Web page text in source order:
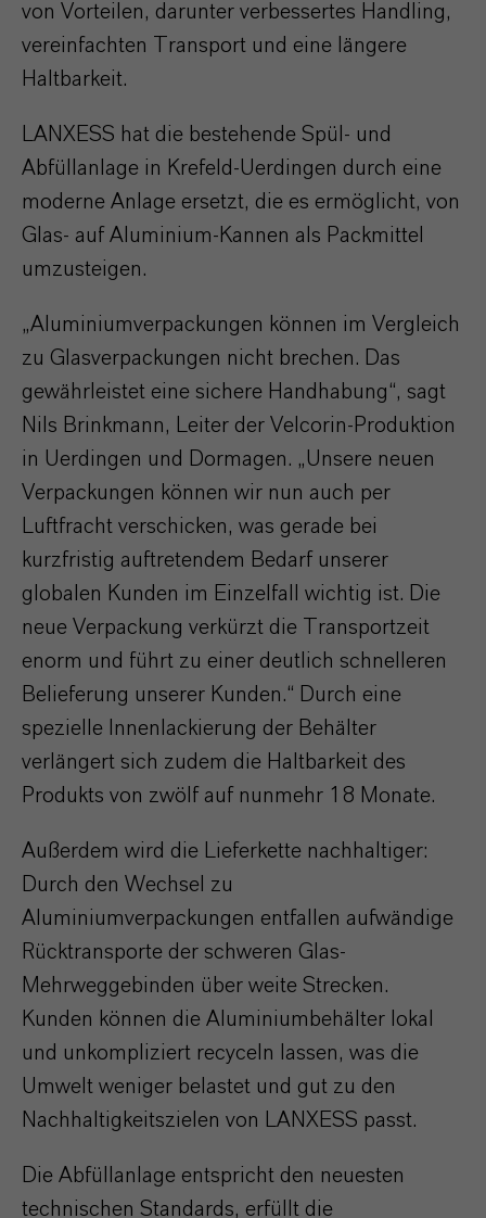
von Vorteilen, darunter verbessertes Handling,
vereinfachten Transport und eine längere
Haltbarkeit.
LANXESS hat die bestehende Spül- und
Abfüllanlage in Krefeld-Uerdingen durch eine
moderne Anlage ersetzt, die es ermöglicht, von
Glas- auf Aluminium-Kannen als Packmittel
umzusteigen.
„Aluminiumverpackungen können im Vergleich
zu Glasverpackungen nicht brechen. Das
gewährleistet eine sichere Handhabung“, sagt
Nils Brinkmann, Leiter der Velcorin-Produktion
in Uerdingen und Dormagen. „Unsere neuen
Verpackungen können wir nun auch per
Luftfracht verschicken, was gerade bei
kurzfristig auftretendem Bedarf unserer
globalen Kunden im Einzelfall wichtig ist. Die
neue Verpackung verkürzt die Transportzeit
enorm und führt zu einer deutlich schnelleren
Belieferung unserer Kunden.“ Durch eine
spezielle Innenlackierung der Behälter
verlängert sich zudem die Haltbarkeit des
Produkts von zwölf auf nunmehr 18 Monate.
Außerdem wird die Lieferkette nachhaltiger:
Durch den Wechsel zu
Aluminiumverpackungen entfallen aufwändige
Rücktransporte der schweren Glas-
Mehrweggebinden über weite Strecken.
Kunden können die Aluminiumbehälter lokal
und unkompliziert recyceln lassen, was die
Umwelt weniger belastet und gut zu den
Nachhaltigkeitszielen von LANXESS passt.
Die Abfüllanlage entspricht den neuesten
technischen Standards, erfüllt die